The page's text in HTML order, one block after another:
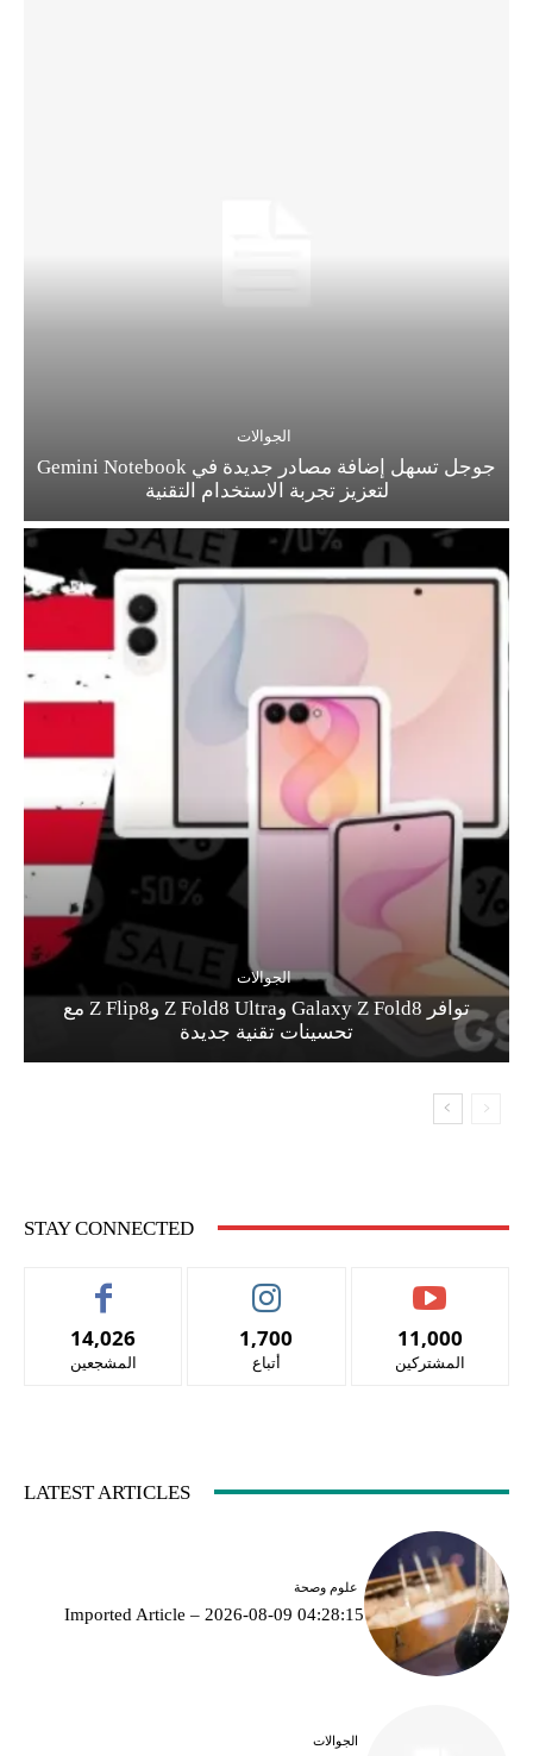
الجوالات
جوجل تسهل إضافة مصادر جديدة في Gemini Notebook
لتعزيز تجربة الاستخدام التقنية
الجوالات
توافر Galaxy Z Fold8 وZ Fold8 Ultra وZ Flip8 مع
تحسينات تقنية جديدة
STAY CONNECTED
14,026
المشجعين
1,700
أتباع
11,000
المشتركين
LATEST ARTICLES
علوم وصحة
Imported Article – 2026-08-09 04:28:15
الجوالات